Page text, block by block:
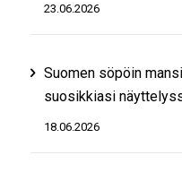
23.06.2026
Suomen söpöin
suosikkiasi
18.06.2026